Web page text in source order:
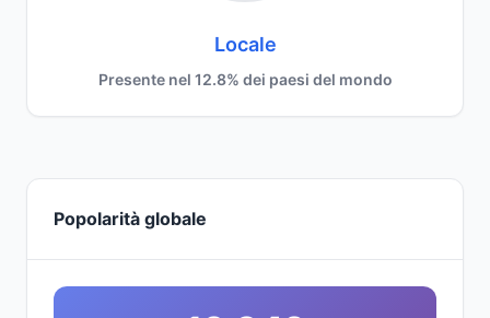
Locale
Presente nel 12.8% dei paesi del mondo
Popolarità globale